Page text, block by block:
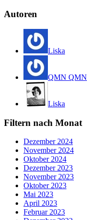
Autoren
Liska
QMN QMN
Liska
Filtern nach Monat
Dezember 2024
November 2024
Oktober 2024
Dezember 2023
November 2023
Oktober 2023
Mai 2023
April 2023
Februar 2023